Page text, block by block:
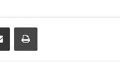
Share via Email Print